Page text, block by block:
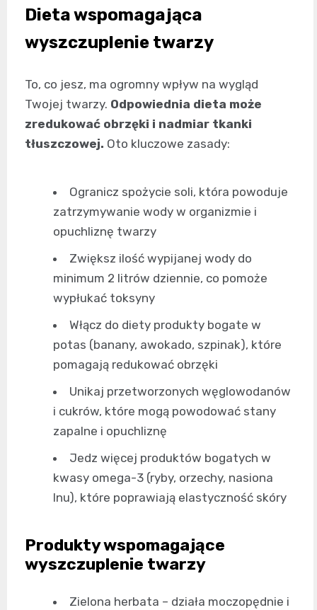
Dieta wspomagająca
wyszczuplenie twarzy
To, co jesz, ma ogromny wpływ na wygląd
Twojej twarzy. Odpowiednia dieta może
zredukować obrzęki i nadmiar tkanki
tłuszczowej. Oto kluczowe zasady:
Ogranicz spożycie soli, która powoduje
zatrzymywanie wody w organizmie i
opuchliznę twarzy
Zwiększ ilość wypijanej wody do
minimum 2 litrów dziennie, co pomoże
wypłukać toksyny
Włącz do diety produkty bogate w
potas (banany, awokado, szpinak), które
pomagają redukować obrzęki
Unikaj przetworzonych węglowodanów
i cukrów, które mogą powodować stany
zapalne i opuchliznę
Jedz więcej produktów bogatych w
kwasy omega-3 (ryby, orzechy, nasiona
lnu), które poprawiają elastyczność skóry
Produkty wspomagające
wyszczuplenie twarzy
Zielona herbata – działa moczopędnie i